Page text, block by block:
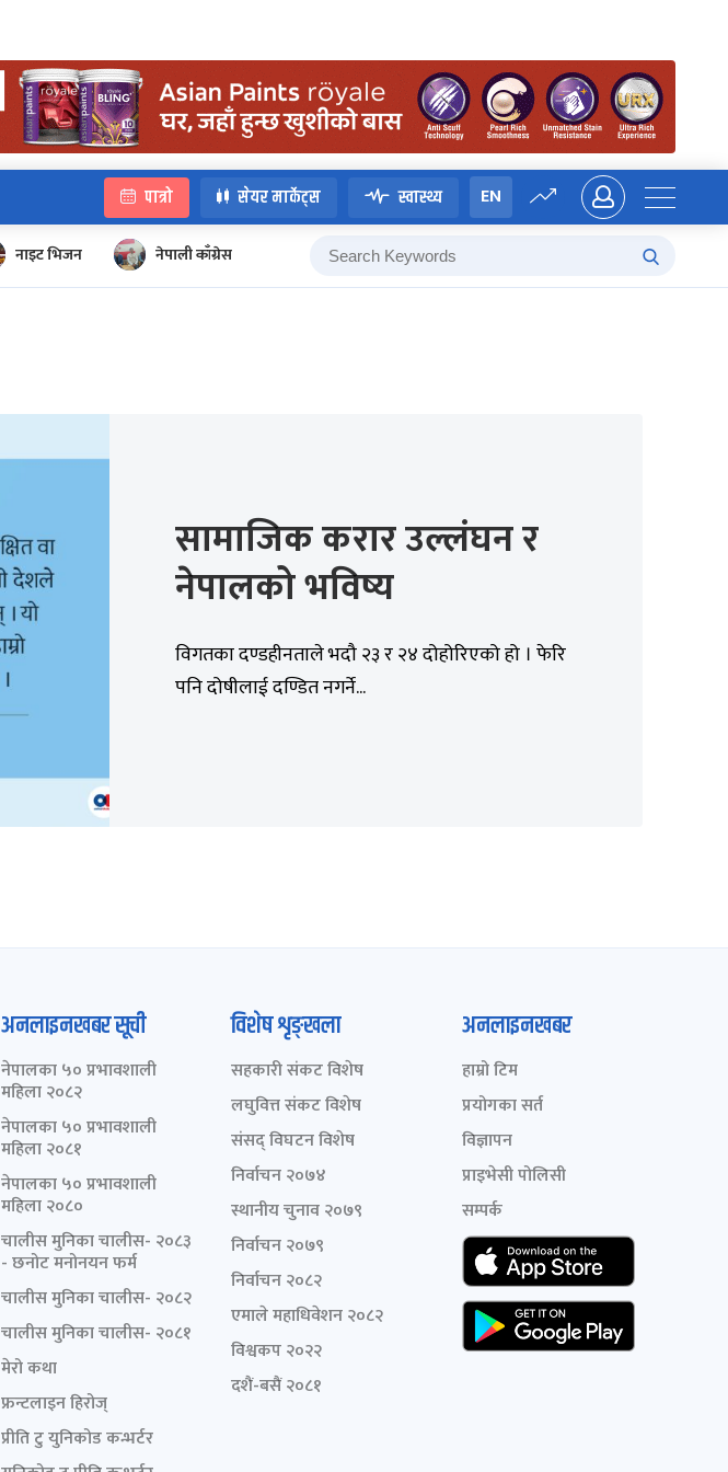
पात्रो सेयर मार्केट्स स्वास्थ्य EN
नाइट भिजन नेपाली काँग्रेस
सामाजिक करार उल्लंघन र
नेपालको भविष्य
विगतका दण्डहीनताले भदौ २३ र २४ दोहोरिएको हो । फेरि
पनि दोषीलाई दण्डित नगर्ने...
अनलाइनखबर सूची
नेपालका ५० प्रभावशाली
महिला २०८२
नेपालका ५० प्रभावशाली
महिला २०८१
नेपालका ५० प्रभावशाली
महिला २०८०
चालीस मुनिका चालीस- २०८३
- छनोट मनोनयन फर्म
चालीस मुनिका चालीस- २०८२
चालीस मुनिका चालीस- २०८१
मेरो कथा
फ्रन्टलाइन हिरोज्
प्रीति टु युनिकोड कन्भर्टर
विशेष शृङ्खला
सहकारी संकट विशेष
लघुवित्त संकट विशेष
संसद् विघटन विशेष
निर्वाचन २०७४
स्थानीय चुनाव २०७९
निर्वाचन २०७९
निर्वाचन २०८२
एमाले महाधिवेशन २०८२
विश्वकप २०२२
दशैं-बसैं २०८१
अनलाइनखबर
हाम्रो टिम
प्रयोगका सर्त
विज्ञापन
प्राइभेसी पोलिसी
सम्पर्क